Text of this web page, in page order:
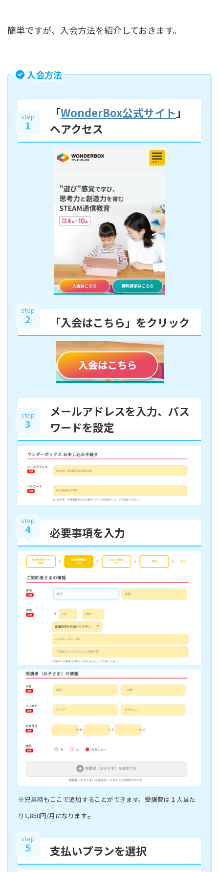
簡単ですが、入会方法を紹介しておきます。
入会方法
step
1
「WonderBox公式サイト 」
へアクセス
step
2 「入会はこちら」をクリック
step
3
メールアドレスを入力、パス
ワードを設定
step
4 必要事項を入力
※兄弟時もここで追加することができます。受講費は１人当た
り1,850円/月になります。
step
5 支払いプランを選択